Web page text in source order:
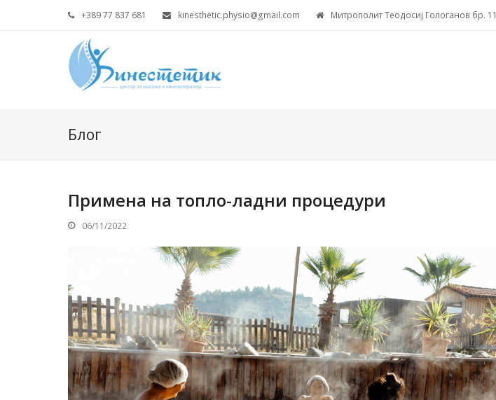
+389 77 837 681 kinesthetic.physio@gmail.com Митрополит Теодосиј Гологанов бр.
Блог
Примена на топло-ладни процедури
06/11/2022